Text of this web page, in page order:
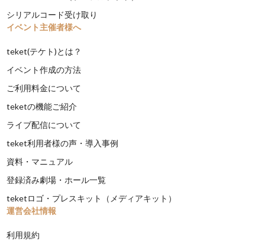
シリアルコード受け取り
イベント主催者様へ
teket(テケト)とは？
イベント作成の方法
ご利用料金について
teketの機能ご紹介
ライブ配信について
teket利用者様の声・導入事例
資料・マニュアル
登録済み劇場・ホール一覧
teketロゴ・プレスキット（メディアキット）
運営会社情報
利用規約